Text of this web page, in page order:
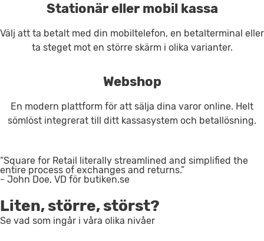
Stationär eller mobil kassa
Välj att ta betalt med din mobiltelefon, en betalterminal eller
ta steget mot en större skärm i olika varianter.
Webshop
En modern plattform för att sälja dina varor online. Helt
sömlöst integrerat till ditt kassasystem och betallösning.
“Square for Retail literally streamlined and simplified the
entire process of exchanges and returns.”
- John Doe, VD för butiken.se
Liten, större, störst?
Se vad som ingår i våra olika nivåer